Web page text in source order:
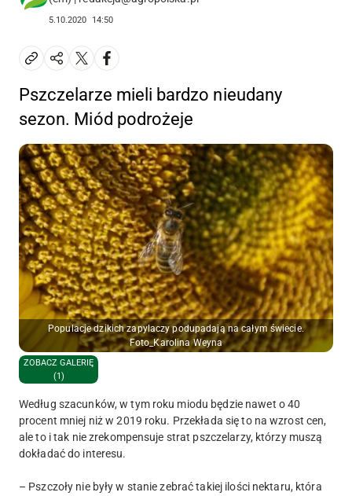
5.10.2020 14:50
Pszczelarze mieli bardzo nieudany
sezon. Miód podrożeje
Populacje dzikich zapylaczy podupadają na całym świecie.
Foto_Karolina Weyna
ZOBACZ GALERIĘ
(1)
Według szacunków, w tym roku miodu będzie nawet o 40
procent mniej niż w 2019 roku. Przekłada się to na wzrost cen,
ale to i tak nie zrekompensuje strat pszczelarzy, którzy muszą
dokładać do interesu.
– Pszczoły nie były w stanie zebrać takiej ilości nektaru, która